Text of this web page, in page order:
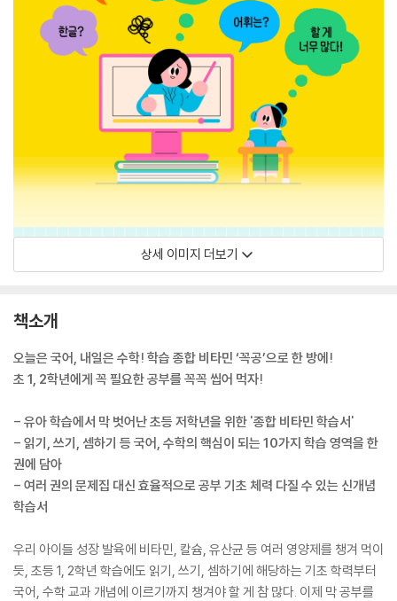
상세 이미지 더보기
책소개
오늘은 국어, 내일은 수학! 학습 종합 비타민 ‘꼭공’으로 한 방에!
초 1, 2학년에게 꼭 필요한 공부를 꼭꼭 씹어 먹자!
- 유아 학습에서 막 벗어난 초등 저학년을 위한 '종합 비타민 학습서'
- 읽기, 쓰기, 셈하기 등 국어, 수학의 핵심이 되는 10가지 학습 영역을 한
권에 담아
- 여러 권의 문제집 대신 효율적으로 공부 기초 체력 다질 수 있는 신개념
학습서
우리 아이들 성장 발육에 비타민, 칼슘, 유산균 등 여러 영양제를 챙겨 먹이
듯, 초등 1, 2학년 학습에도 읽기, 쓰기, 셈하기에 해당하는 기초 학력부터
국어, 수학 교과 개념에 이르기까지 챙겨야 할 게 참 많다. 이제 막 공부를